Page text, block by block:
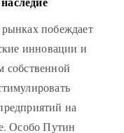
побеждает
инновации и
собственной
на
Особо Путин